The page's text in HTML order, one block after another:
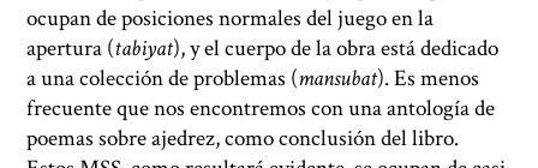
ocupan de posiciones normales del juego en la
apertura (tabiyat), y el cuerpo de la obra está dedicado
a una colección de problemas (mansubat). Es menos
frecuente que nos encontremos con una antología de
poemas sobre ajedrez, como conclusión del libro.